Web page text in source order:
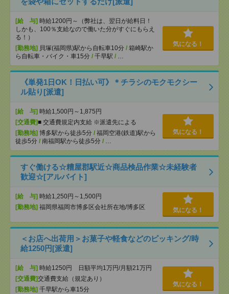
[給 与] 時給1200円～（弊社は、翌日が給料日！
しかも、100％支給なので働いた分がすぐにもらえ
る！）
[勤務地] 貝塚(福岡県)駅から自転車10分 / 箱崎駅か
ら自転車・バイク・車15分 / 千早駅 / …
気になる！
《単発1日OK！日払い可》＊チラシのモクモクシー
ル貼り[派遣]
[給 与] 時給1,500円～1,875円
[交通費]■ 交通費規定内支給 ※派遣先による
[勤務地] 博多駅から徒歩5分 / 福岡空港(鉄道)駅から
徒歩5分 / 南福岡駅から徒歩5分 / …
気になる！
すぐ働ける☆糟屋郡駅近☆商品検品作業☆未経験者
歓迎☆[アルバイト]
[給 与] 時給1,250円～1,500円
[勤務地] 福岡県福岡市博多区会社所在地/博多区 気になる！
＜お店へ出荷用＞お菓子や軽食などのピッキング/時
給1250円[派遣]
[給 与] 時給1250円 日額平均1万円/月額21万円
[交通費]交通費支給（規定あり）
[勤務地] 千早駅から車15分
気になる！